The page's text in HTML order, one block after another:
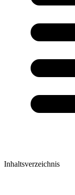
Inhaltsverzeichnis